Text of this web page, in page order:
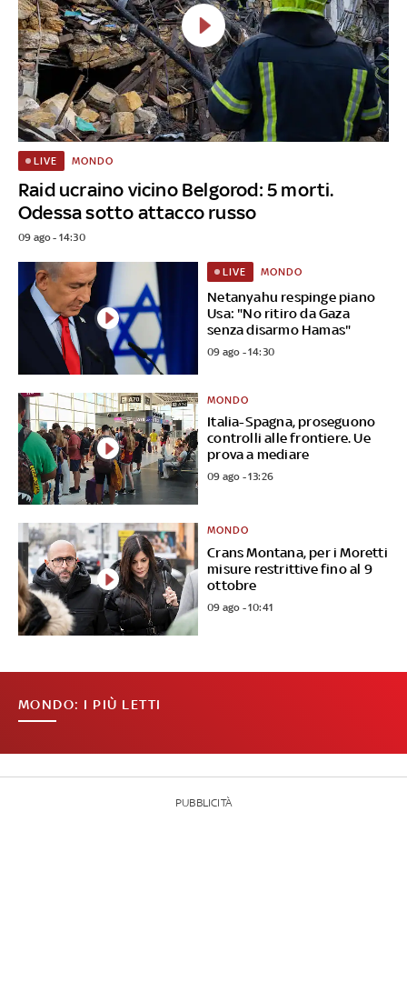
Raid ucraino vicino Belgorod: 5 morti.
Odessa sotto attacco russo
LIVE MONDO
09 ago - 14:30
Netanyahu respinge piano
Usa: "No ritiro da Gaza
senza disarmo Hamas"
LIVE MONDO
09 ago - 14:30
Italia-Spagna, proseguono
controlli alle frontiere. Ue
prova a mediare
MONDO
09 ago - 13:26
Crans Montana, per i Moretti
misure restrittive fino al 9
ottobre
MONDO
09 ago - 10:41
MONDO: I PIÙ LETTI
PUBBLICITÀ